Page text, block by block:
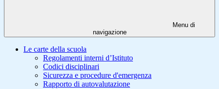
Menu di
navigazione
Le carte della scuola
Regolamenti interni d’Istituto
Codici disciplinari
Sicurezza e procedure d'emergenza
Rapporto di autovalutazione